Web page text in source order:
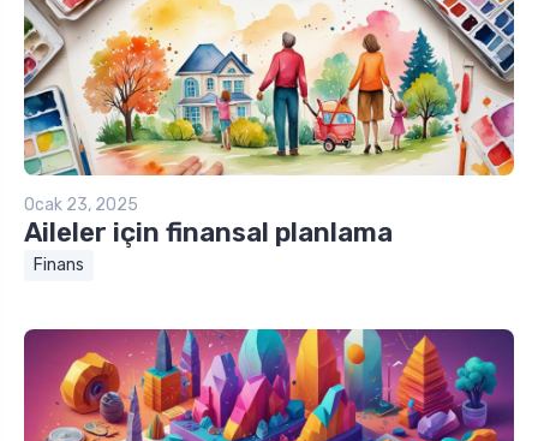
Ocak 23, 2025
Aileler için finansal planlama
Finans